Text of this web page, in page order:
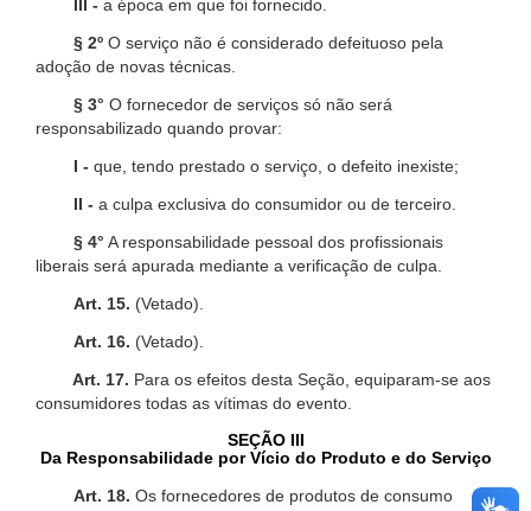
III - a época em que foi fornecido.
§ 2º O serviço não é considerado defeituoso pela
adoção de novas técnicas.
§ 3° O fornecedor de serviços só não será
responsabilizado quando provar:
I - que, tendo prestado o serviço, o defeito inexiste;
II - a culpa exclusiva do consumidor ou de terceiro.
§ 4° A responsabilidade pessoal dos profissionais
liberais será apurada mediante a verificação de culpa.
Art. 15. (Vetado).
Art. 16. (Vetado).
Art. 17. Para os efeitos desta Seção, equiparam-se aos
consumidores todas as vítimas do evento.
SEÇÃO III
Da Responsabilidade por Vício do Produto e do Serviço
Art. 18. Os fornecedores de produtos de consumo